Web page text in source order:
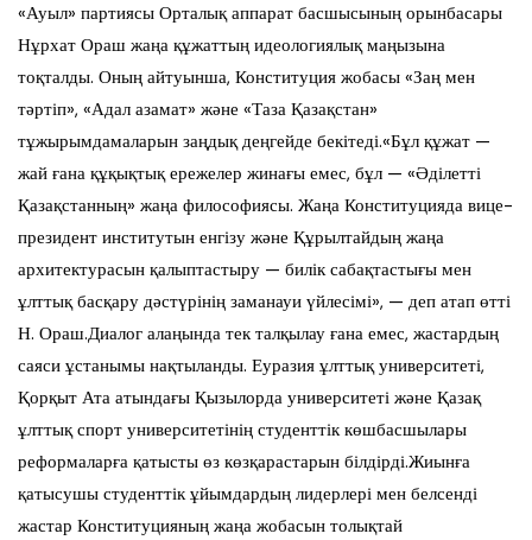
«Ауыл» партиясы Орталық аппарат басшысының орынбасары
Нұрхат Ораш жаңа құжаттың идеологиялық маңызына
тоқталды. Оның айтуынша, Конституция жобасы «Заң мен
тәртіп», «Адал азамат» және «Таза Қазақстан»
тұжырымдамаларын заңдық деңгейде бекітеді.​​​​​​​​​​«Бұл құжат —
жай ғана құқықтық ережелер жинағы емес, бұл — «Әділетті
Қазақстанның» жаңа философиясы. Жаңа Конституцияда вице-
президент институтын енгізу және Құрылтайдың жаңа
архитектурасын қалыптастыру — билік сабақтастығы мен
ұлттық басқару дәстүрінің заманауи үйлесімі», — деп атап өтті
Н. Ораш.​​Диалог алаңында тек талқылау ғана емес, жастардың
саяси ұстанымы нақтыланды. Еуразия ұлттық университеті,
Қорқыт Ата атындағы Қызылорда университеті және Қазақ
ұлттық спорт университетінің студенттік көшбасшылары
реформаларға қатысты өз көзқарастарын білдірді.​​​​​​​​​Жиынға
қатысушы студенттік ұйымдардың лидерлері мен белсенді
жастар Конституцияның жаңа жобасын толықтай